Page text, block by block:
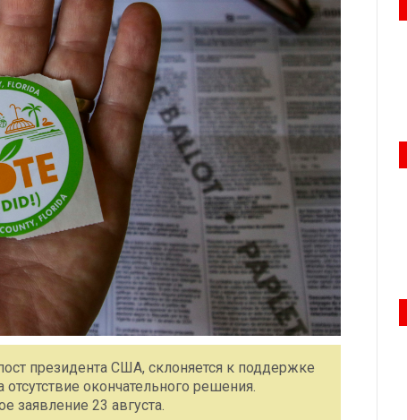
президента США, склоняется к поддержке
окончательного решения.
заявление 23 августа.